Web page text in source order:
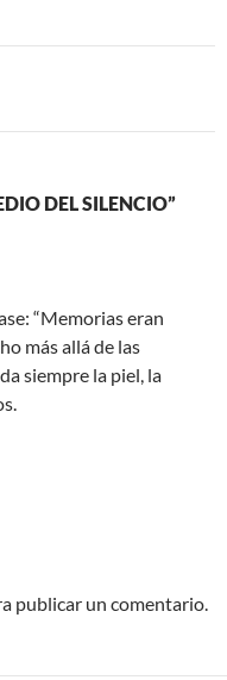
DEL SILENCIO”
“Memorias eran
más allá de las
siempre la piel, la
publicar un comentario.